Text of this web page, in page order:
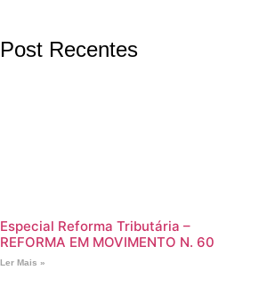
Post Recentes
Especial Reforma Tributária –
REFORMA EM MOVIMENTO N. 60
Ler Mais »